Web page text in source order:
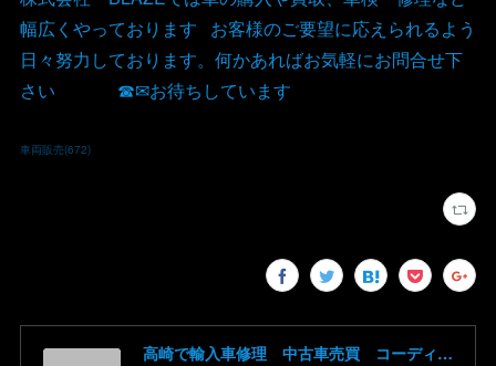
幅広くやっております お客様のご要望に応えられるよう
日々努力しております。何かあればお気軽にお問合せ下
さい ☎✉お待ちしています
車両販売(672)
高崎で輸入車修理 中古車売買 コーディングならBLAZE（ブレイズ）へ│BLAZE Total Car Support & Modify in Takasaki Gunma